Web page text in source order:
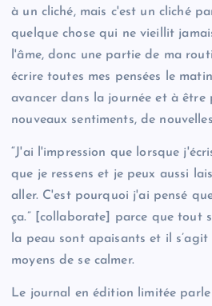
à un cliché, mais c'est un cliché
quelque chose qui ne vieillit
l'âme, donc une partie de ma
écrire toutes mes pensées le
avancer dans la journée et à être
nouveaux sentiments, de
“J'ai l'impression que lorsque
que je ressens et je peux aussi
aller. C'est pourquoi j'ai pensé
ça.” [collaborate] parce que tout
la peau sont apaisants et il s’agit
moyens de se calmer.
Le journal en édition limitée parle